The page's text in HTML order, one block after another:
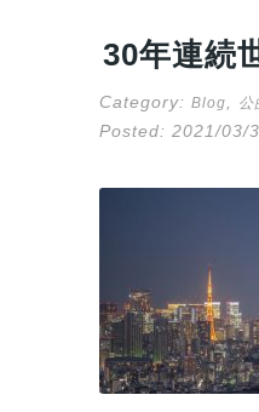
30年連続
Category: Blog 公
Posted: 2021/03/